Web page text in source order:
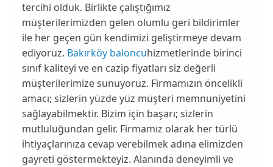
tercihi olduk. Birlikte çalıştığımız
müşterilerimizden gelen olumlu geri bildirimler
ile her geçen gün kendimizi geliştirmeye devam
ediyoruz. Bakırköy baloncuhizmetlerinde birinci
sınıf kaliteyi ve en cazip fiyatları siz değerli
müşterilerimize sunuyoruz. Firmamızın öncelikli
amacı; sizlerin yüzde yüz müşteri memnuniyetini
sağlayabilmektir. Bizim için başarı; sizlerin
mutluluğundan gelir. Firmamız olarak her türlü
ihtiyaçlarınıza cevap verebilmek adına elimizden
gayreti göstermekteyiz. Alanında deneyimli ve